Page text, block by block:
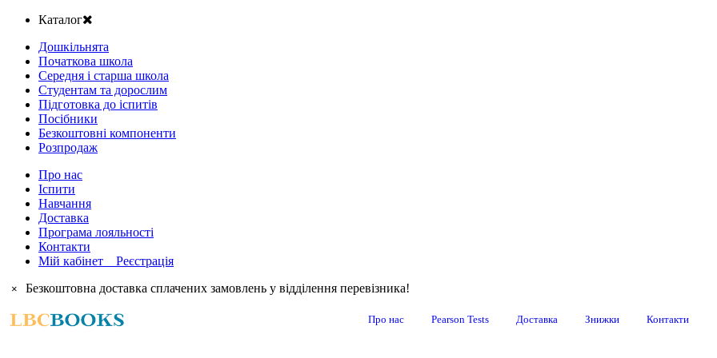
Каталог
Дошкільнята
Початкова школа
Середня і старша школа
Студентам та дорослим
Підготовка до іспитів
Посібники
Безкоштовні компоненти
Розпродаж
Про нас
Іспити
Навчання
Доставка
Програма лояльності
Контакти
Мій кабінет Реєстрація
× Безкоштовна доставка сплачених замовлень у відділення перевізника!
Про нас Pearson Tests Доставка Знижки Контакти